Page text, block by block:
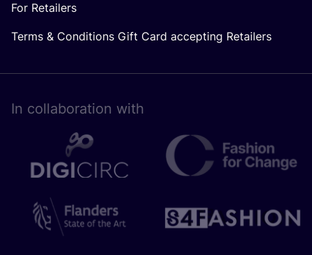
For Retailers
Terms & Conditions Gift Card accepting Retailers
In collaboration with